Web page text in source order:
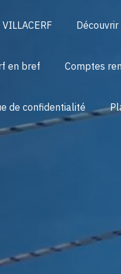
en bref Comptes
de confidentialité